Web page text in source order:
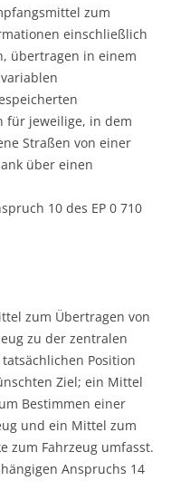
zum
einschließlich
übertragen in einem
für jeweilige, in dem
Straßen von einer
über einen
10 des EP 0 710
zum Übertragen von
zu der zentralen
Position
Ziel; ein Mittel
Bestimmen einer
und ein Mittel zum
zum Fahrzeug umfasst.
Anspruchs 14